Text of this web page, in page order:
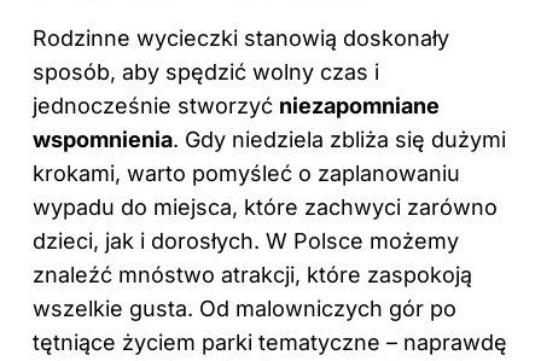
Rodzinne wycieczki stanowią doskonały
sposób, aby spędzić wolny czas i
jednocześnie stworzyć niezapomniane
wspomnienia. Gdy niedziela zbliża się dużymi
krokami, warto pomyśleć o zaplanowaniu
wypadu do miejsca, które zachwyci zarówno
dzieci, jak i dorosłych. W Polsce możemy
znaleźć mnóstwo atrakcji, które zaspokoją
wszelkie gusta. Od malowniczych gór po
tętniące życiem parki tematyczne – naprawdę